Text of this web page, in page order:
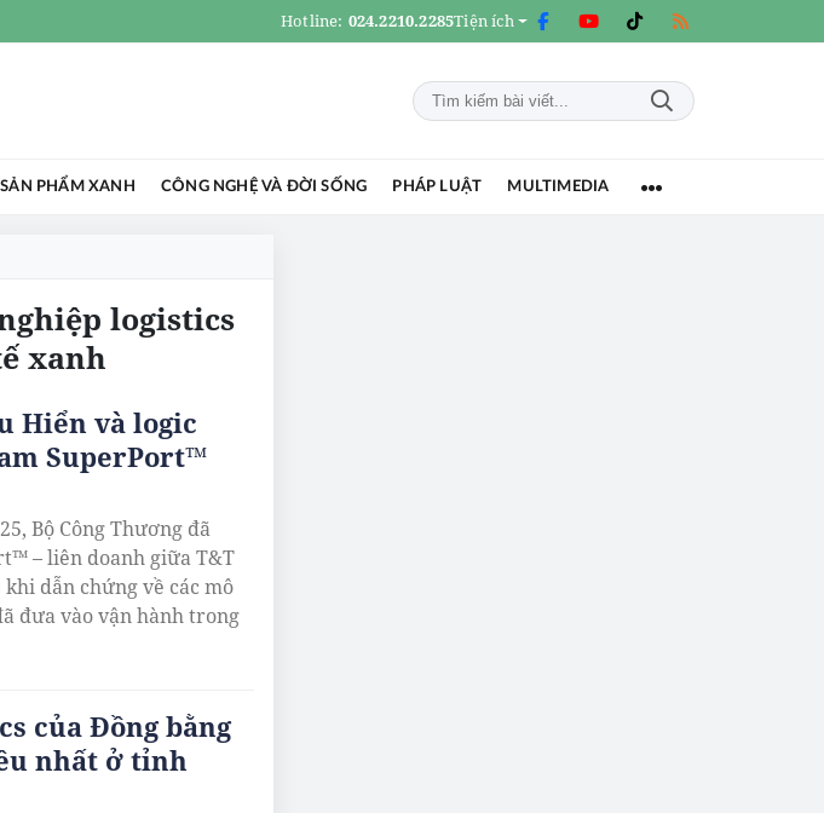
Hotline: 024.2210.2285Tiện ích
SẢN PHẨM XANH CÔNG NGHỆ VÀ ĐỜI SỐNG PHÁP LUẬT MULTIMEDIA
logistics
xanh
Hiển và logic
SuperPort™
Bộ Công Thương đã
– liên doanh giữa T&T
dẫn chứng về các mô
đưa vào vận hành trong
của Đồng bằng
nhất ở tỉnh